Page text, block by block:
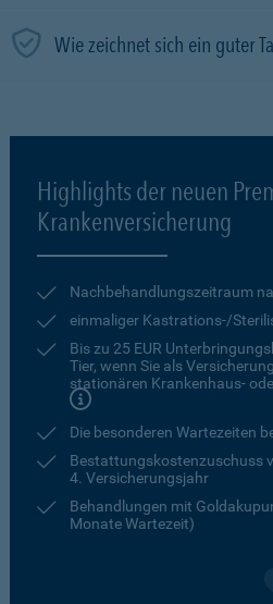
Wie zeichnet sich ein guter
Highlights der neuen
Krankenversicherung
Nachbehandlungszeitraum
einmaliger Kastrations-/
Bis zu 25 EUR
Tier, wenn Sie als
stationären Krankenhaus-
Die besonderen Wartezeiten
Bestattungskostenzuschuss
4. Versicherungsjahr
Behandlungen mit
Monate Wartezeit)